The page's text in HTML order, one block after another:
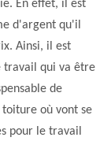
En effet, il est
d'argent qu'il
Ainsi, il est
travail qui va être
de
où vont se
pour le travail